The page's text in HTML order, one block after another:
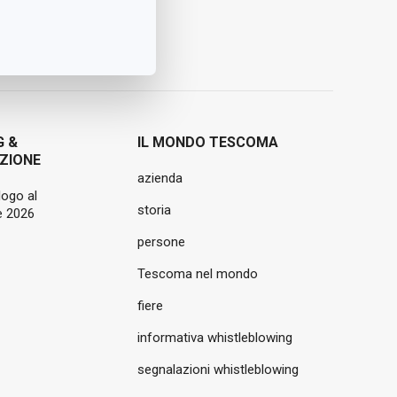
&
al
2026
IL MONDO TESCOMA
azienda
storia
persone
Tescoma nel mondo
fiere
informativa whistleblowing
segnalazioni whistleblowing